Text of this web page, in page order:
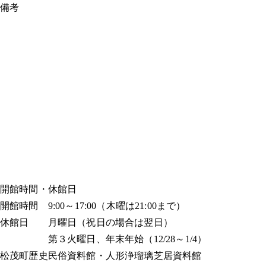
備考
開館時間・休館日
開館時間 9:00～17:00（木曜は21:00まで）
休館日 月曜日（祝日の場合は翌日）
第３火曜日、年末年始（12/28～1/4）
松茂町歴史民俗資料館・人形浄瑠璃芝居資料館